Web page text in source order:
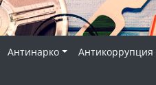
Антинарко Антикоррупция